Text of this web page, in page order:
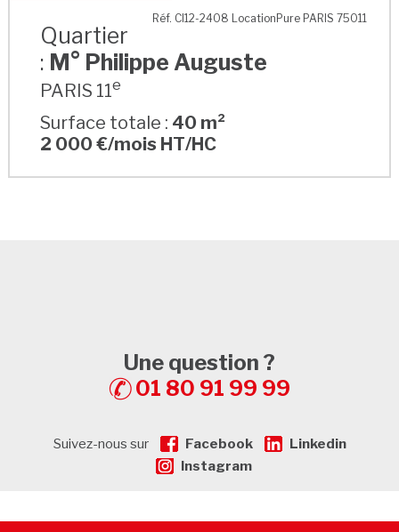
M° Philippe Auguste
Réf. CI12-2408 LocationPure PARIS 75011
Quartier
: M° Philippe Auguste
PARIS 11e
Surface totale : 40 m²
2 000 €/mois HT/HC
Une question ?
01 80 91 99 99
Suivez-nous sur Facebook
Linkedin
Instagram